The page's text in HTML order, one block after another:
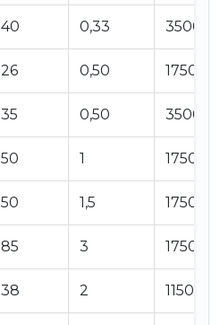
40 0,33 3500
26 0,50 1750
35 0,50 3500
50 1 1750
50 1,5 1750
85 3 1750
38 2 1150